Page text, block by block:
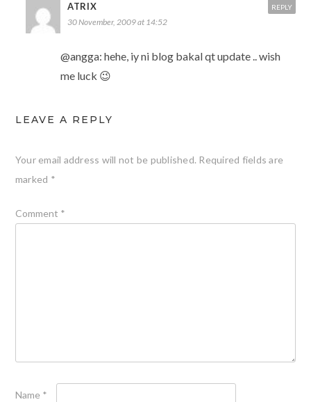
ATRIX
30 November, 2009 at 14:52
@angga: hehe, iy ni blog bakal qt update .. wish
me luck 😉
REPLY
LEAVE A REPLY
Your email address will not be published. Required fields are
marked *
Comment *
Name *